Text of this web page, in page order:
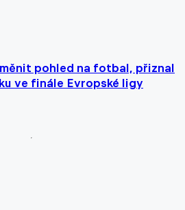
pohled na fotbal, přiznal
ve finále Evropské ligy